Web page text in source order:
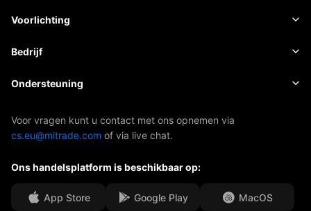
Risicobeheer
Economische kalender
Nieuws
Voorlichting
Basis
EBook
Bedrijf
Over Mitrade
Onze onderscheidingen
Media Centre
Carrièremogelijkheden
Ondersteuning
Afdeling Help
Veelgestelde vragen (FAQ)
Voor vragen kunt u contact met ons opnemen via
cs.eu@mitrade.com of via live chat.
Ons handelsplatform is beschikbaar op:
App Store Google Play MacOS